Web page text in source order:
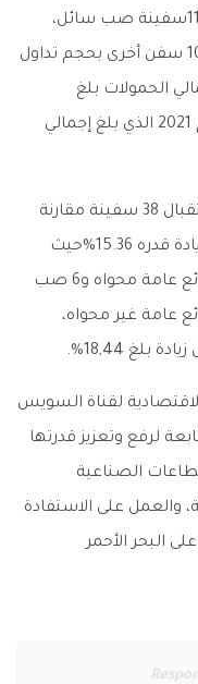
سفن بضائع عامة، 9 سفن صب جاف، 11سفينة صب سائل،
3سفن حاويات وسفينة حيوانات حية، و10 سفن أخرى بحجم تداول
إجمالي الحمولات بلغ
59.05%، مقارنة بنفس الفترة من العام 2021 الذي بلغ إجمالي
أما ميناء العين السخنة فقد شهد استقبال 38 سفينة مقارنة
بعدد 36 سفينة في أبريل 2021 بمعدل زيادة قدره 15.36%حيث
سجل الميناء دخول عدد 23 سفينة بضائع عامة محواه و6 صب
عامة غير محواه،
لقناة السويس
لرفع وتعزيز قدرتها
الصناعية
والعمل على الاستفادة
البحر الأحمر